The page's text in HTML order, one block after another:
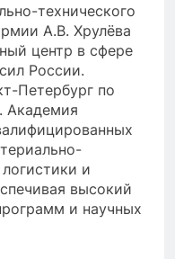
технического
А.В. Хрулёва
центр в сфере
России.
Петербург по
Академия
и
высокий
и научных